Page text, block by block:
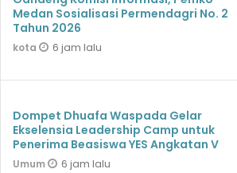
Medan Sosialisasi Permendagri No. 2
Tahun 2026
kota 6 jam lalu
Dompet Dhuafa Waspada Gelar
Ekselensia Leadership Camp untuk
Penerima Beasiswa YES Angkatan V
Umum 6 jam lalu